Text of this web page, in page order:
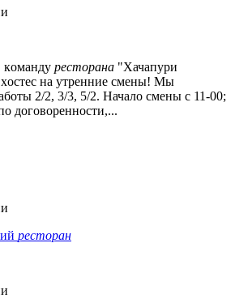
ресторана "Хачапури
на утренние смены! Mы
2/2, 3/3, 5/2. Начало смены с 11-00;
договоренности,...
ресторан